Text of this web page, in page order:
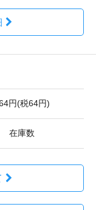
円(税64円)
在庫数